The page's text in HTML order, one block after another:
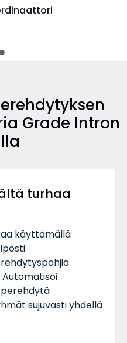
Grade Intron
turhaa
käyttämällä
Automatisoi
sujuvasti yhdellä